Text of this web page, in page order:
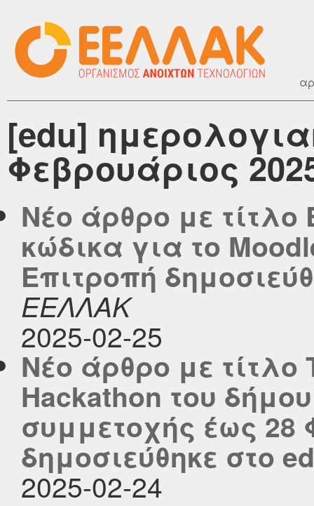
[edu]
Φεβρουάριος
Νέο άρθρο με τίτλο
κώδικα για το
Επιτροπή
ΕΕΛΛΑΚ
2025-02-25
Νέο άρθρο με τίτλο
Hackathon του
συμμετοχής έως 28
δημοσιεύθηκε στο
2025-02-24